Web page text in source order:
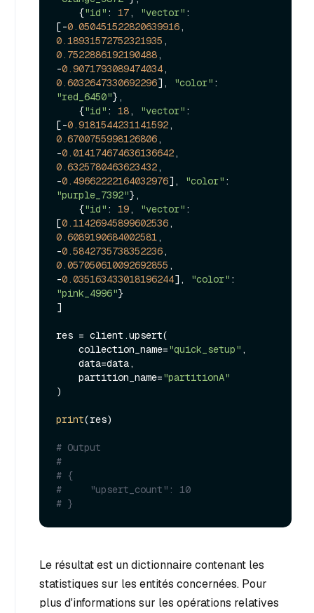
    {
"id" : 17, "vector" :
[-0.050451522820639916
0.18931572752321935
0.7522886192190488,
-0.9071793089474034
0.6032647330692296], "color"
"red_6450"},
    {
"id" : 18, "vector" :
[-0.9181544231141592
0.6700755998126806,
-0.014174674636136642
0.6325780463623432,
-0.49662222164032976], "color"
"purple_7392"},
    {
"id" : 19, "vector" :
[0.11426945899602536
0.6089190684002581,
-0.5842735738352236
0.057050610092692855 ,
-0.035163433018196244], "color"
"pink_4996"}
]
res = client.upsert(
    collection_name=
"quick_setup" ,
    partition_name=
"partitionA"
)
print(res)
# Output
#
# {
#     "upsert_count": 10
# }
Le résultat est un dictionnaire contenant les
statistiques sur les entités concernées. Pour
plus d'informations sur les opérations relatives